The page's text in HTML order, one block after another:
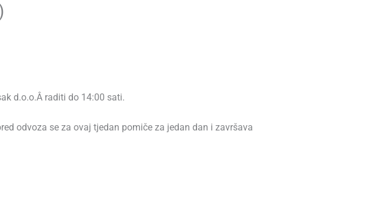
d.o.o.Â raditi do 14:00 sati.
odvoza se za ovaj tjedan pomiče za jedan dan i završava